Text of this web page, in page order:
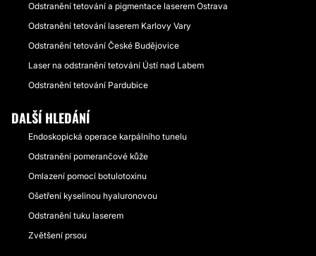
Odstranění tetování a pigmentace laserem Ostrava
Odstranění tetování laserem Karlovy Vary
Odstranění tetování České Budějovice
Laser na odstranění tetování Ústí nad Labem
Odstranění tetování Pardubice
DALŠÍ HLEDÁNÍ
Endoskopická operace karpálního tunelu
Odstranění pomerančové kůže
Omlazení pomocí botulotoxinu
Ošetření kyselinou hyaluronovou
Odstranění tuku laserem
Zvětšení prsou